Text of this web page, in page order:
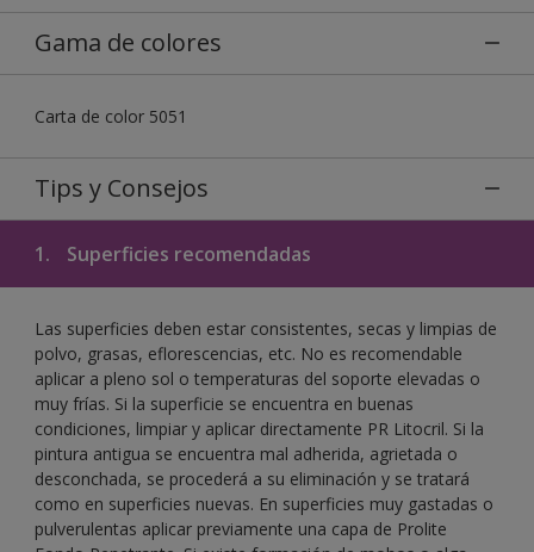
Gama de colores
Carta de color 5051
Tips y Consejos
1. Superficies recomendadas
Las superficies deben estar consistentes, secas y limpias de
polvo, grasas, eflorescencias, etc. No es recomendable
aplicar a pleno sol o temperaturas del soporte elevadas o
muy frías. Si la superficie se encuentra en buenas
condiciones, limpiar y aplicar directamente PR Litocril. Si la
pintura antigua se encuentra mal adherida, agrietada o
desconchada, se procederá a su eliminación y se tratará
como en superficies nuevas. En superficies muy gastadas o
pulverulentas aplicar previamente una capa de Prolite